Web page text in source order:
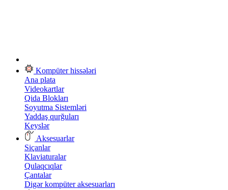
Kompüter hissələri
Ana plata
Videokartlar
Qida Blokları
Soyutma Sistemləri
Yaddaş qurğuları
Keyslər
Aksesuarlar
Siçanlar
Klaviaturalar
Qulaqcıqlar
Çantalar
Digər kompüter aksesuarları